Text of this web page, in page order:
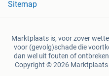
Sitemap
Marktplaats is, voor zover
voor (gevolg)schade die
dan wel uit fouten of
Copyright © 2026 Marktplaats